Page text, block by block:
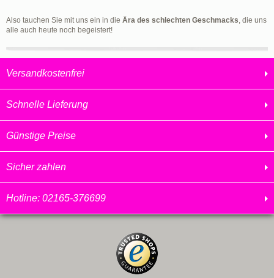
Versandkostenfrei
Schnelle Lieferung
Günstige Preise
Sicher zahlen
Hotline: 02165-376699
Also tauchen Sie mit uns ein in die Ära des schlechten Geschmacks, die uns
alle auch heute noch begeistert!